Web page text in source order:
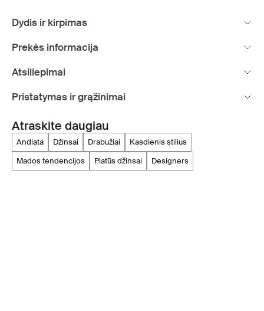
Dydis ir kirpimas
Prekės informacija
Atsiliepimai
Pristatymas ir grąžinimai
Atraskite daugiau
andiata džinsai drabužiai
kasdienis stilius
mados tendencijos
platūs džinsai designers